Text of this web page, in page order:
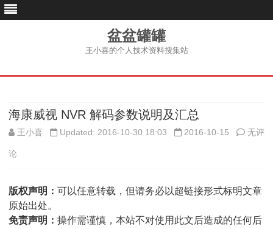
盆盆罐罐
王小喜的个人技术资料搜集站
跳
容
海康威视 NVR 解码参数说明及汇总
王小喜 Updated: 2016-10-30 18:03 2016-10-15 海
视
NVR
无评
论
版权声明： 可以任意转载，但请务必以超链接形式标明文章
原始出处。
免责声明： 操作需谨慎，本站不对使用此文后造成的任何后